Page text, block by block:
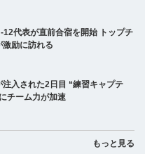
12代表が直前合宿を開始 トップチ
激励に訪れる
入された2日目 “練習キャプテ
チーム力が加速
もっと見る